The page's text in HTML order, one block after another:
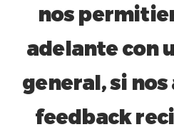
nos
adelante con
general, si
feedback